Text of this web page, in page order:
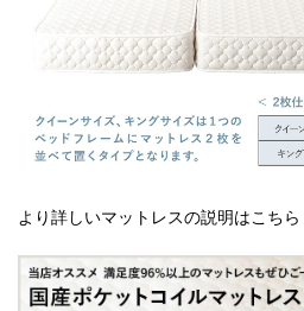
より詳しいマットレスの説明はこちら